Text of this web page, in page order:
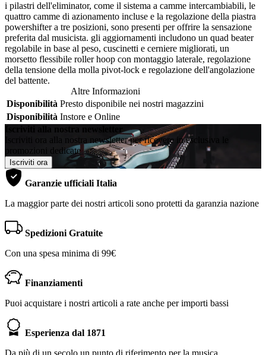
i pilastri dell'eliminator, come il sistema a camme intercambiabili, le
quattro camme di azionamento incluse e la regolazione della piastra
powershifter a tre posizioni, sono presenti per offrire la sensazione
preferita dal musicista. gli aggiornamenti includono un quad beater
regolabile in base al peso, cuscinetti e cerniere migliorati, un
morsetto flessibile roller hoop con montaggio laterale, regolazione
della tensione della molla pivot-lock e regolazione dell'angolazione
del battente.
Altre Informazioni
Disponibilità Presto disponibile nei nostri magazzini
Disponibilità Instore e Online
Iscriviti alla nostra newsletter
Iscriviti ora alla nostra newsletter per ricevere in esclusiva le
promozioni dedicate
Iscriviti ora
Garanzie ufficiali Italia
La maggior parte dei nostri articoli sono protetti da garanzia nazione
Spedizioni Gratuite
Con una spesa minima di 99€
Finanziamenti
Puoi acquistare i nostri articoli a rate anche per importi bassi
Esperienza dal 1871